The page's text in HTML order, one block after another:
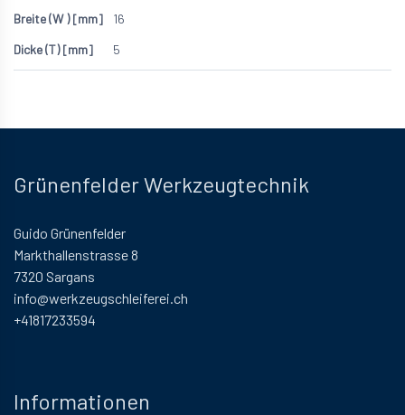
16
5
Grünenfelder Werkzeugtechnik
Guido Grünenfelder
Markthallenstrasse 8
7320 Sargans
info@werkzeugschleiferei.ch
+41817233594
Informationen